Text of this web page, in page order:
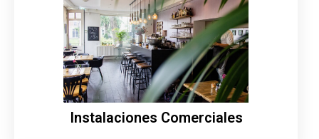
Instalaciones Comerciales